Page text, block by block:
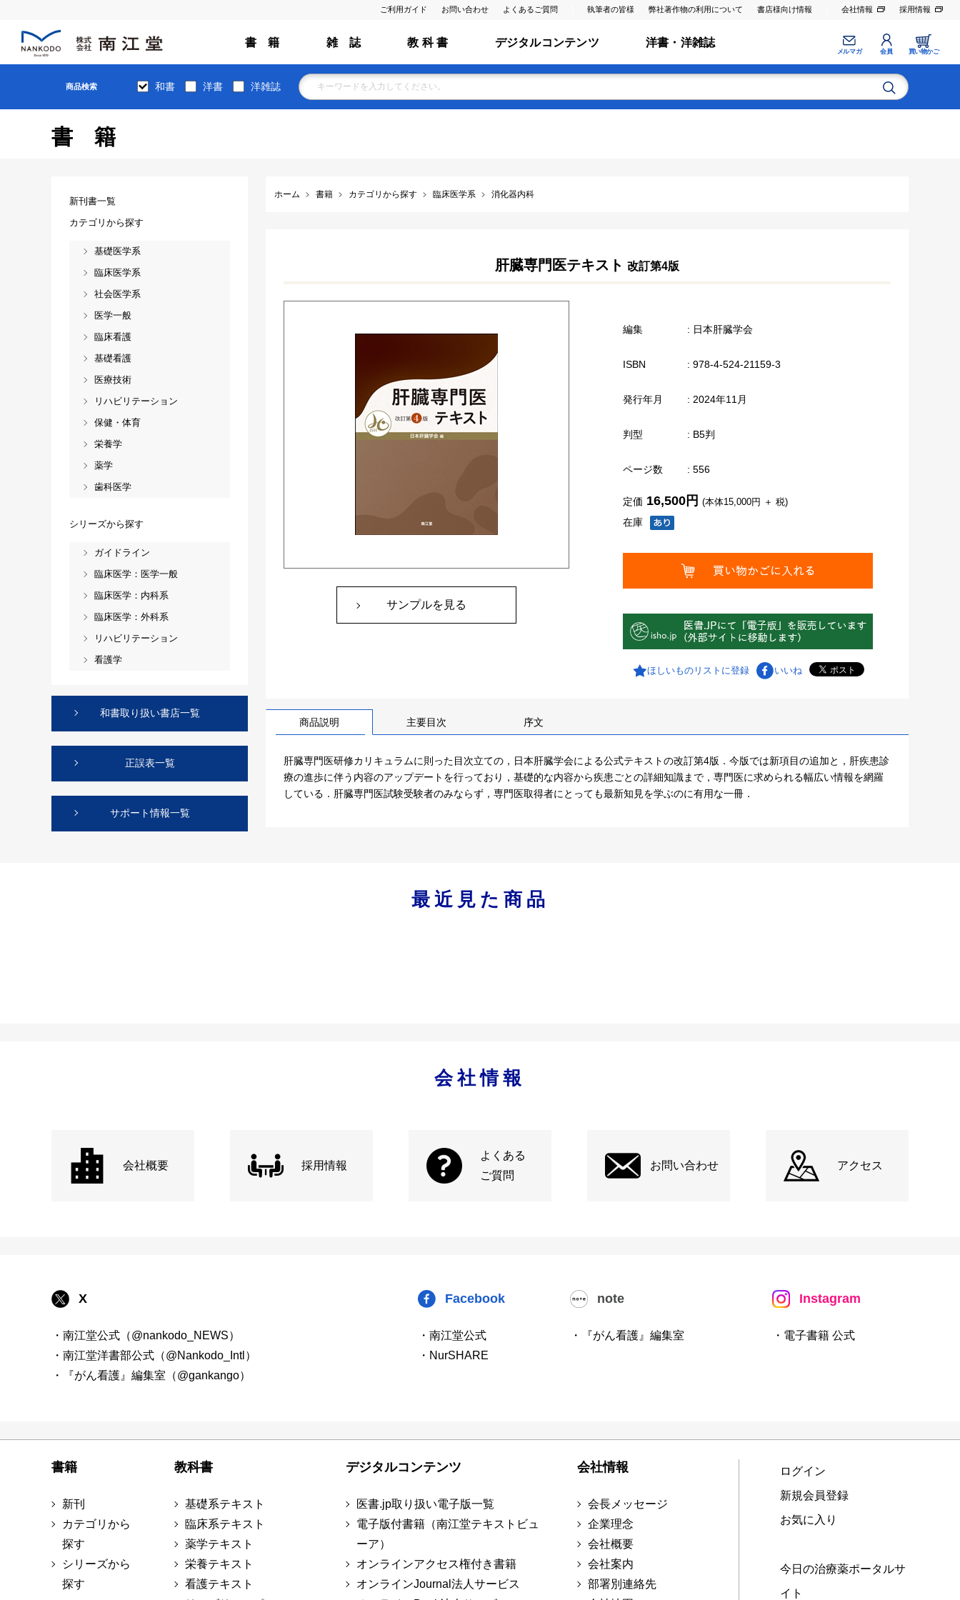
ご利用ガイド お問い合わせ よくあるご質問 執筆者の皆様 弊社著作物の利用について 書店様向け情報 会社情報 採用情報
書 籍 雑 誌 教 科 書 デジタルコンテンツ 洋書・洋雑誌
メルマガ 会員 買い物かご
商品検索 和書 洋書 洋雑誌
書籍
ホーム 書籍 カテゴリから探す 臨床医学系 消化器内科
肝臓専門医テキスト 改訂第4版
サンプルを見る
編集 : 日本肝臓学会
ISBN : 978-4-524-21159-3
発行年月 : 2024年11月
判型 : B5判
ページ数 : 556
在庫
定価 16,500円 (本体15,000円 ＋ 税)
ほしいものリストに登録 いいね
商品説明 主要目次 序文
肝臓専門医研修カリキュラムに則った目次立ての，日本肝臓学会による公式テキストの改訂第4版．今版では新項目の追加と，肝疾患診
療の進歩に伴う内容のアップデートを行っており，基礎的な内容から疾患ごとの詳細知識まで，専門医に求められる幅広い情報を網羅
している．肝臓専門医試験受験者のみならず，専門医取得者にとっても最新知見を学ぶのに有用な一冊．
新刊書一覧
カテゴリから探す
基礎医学系
臨床医学系
社会医学系
医学一般
臨床看護
基礎看護
医療技術
リハビリテーション
保健・体育
栄養学
薬学
歯科医学
シリーズから探す
ガイドライン
臨床医学：医学一般
臨床医学：内科系
臨床医学：外科系
リハビリテーション
看護学
和書取り扱い書店一覧
正誤表一覧
サポート情報一覧
最近見た商品
会社情報
会社概要 採用情報
よくある
ご質問
お問い合わせ アクセス
X
・南江堂公式（@nankodo_NEWS）
・南江堂洋書部公式（@Nankodo_Intl）
・『がん看護』編集室（@gankango）
Facebook
・南江堂公式
・NurSHARE
note
・『がん看護』編集室
Instagram
・電子書籍 公式
書籍
新刊
カテゴリから
探す
シリーズから
探す
教科書
基礎系テキスト
臨床系テキスト
薬学テキスト
栄養テキスト
看護テキスト
デジタルコンテンツ
医書.jp取り扱い電子版一覧
電子版付書籍（南江堂テキストビュ
ーア）
オンラインアクセス権付き書籍
オンラインJournal法人サービス
会社情報
会長メッセージ
企業理念
会社概要
会社案内
部署別連絡先
ログイン
新規会員登録
お気に入り
今日の治療薬ポータルサ
イト